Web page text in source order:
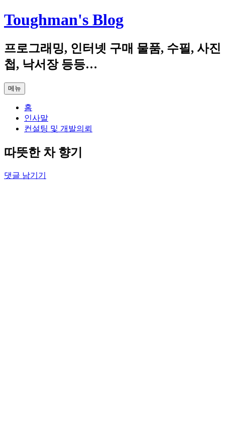
컨
텐
로
건
너
기
Toughman's Blog
프로그래밍, 인터넷 구매 물품, 수필, 사진
첩, 낙서장 등등…
메뉴
홈
인사말
컨설팅 및 개발의뢰
따뜻한 차 향기
댓글 남기기